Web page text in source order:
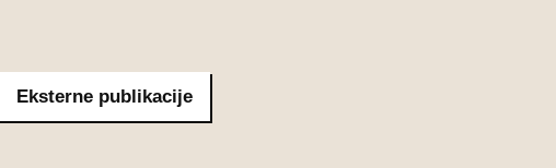
Eksterne publikacije